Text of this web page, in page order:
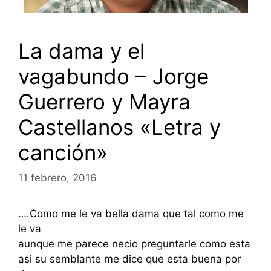
La dama y el
vagabundo – Jorge
Guerrero y Mayra
Castellanos «Letra y
canción»
11 febrero, 2016
….Como me le va bella dama que tal como me
le va
aunque me parece necio preguntarle como esta
asi su semblante me dice que esta buena por